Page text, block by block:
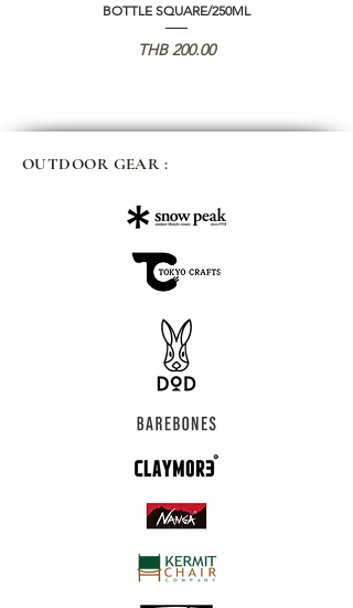
BOTTLE SQUARE/250ML
Price
THB 200.00
OUTDOOR GEAR :